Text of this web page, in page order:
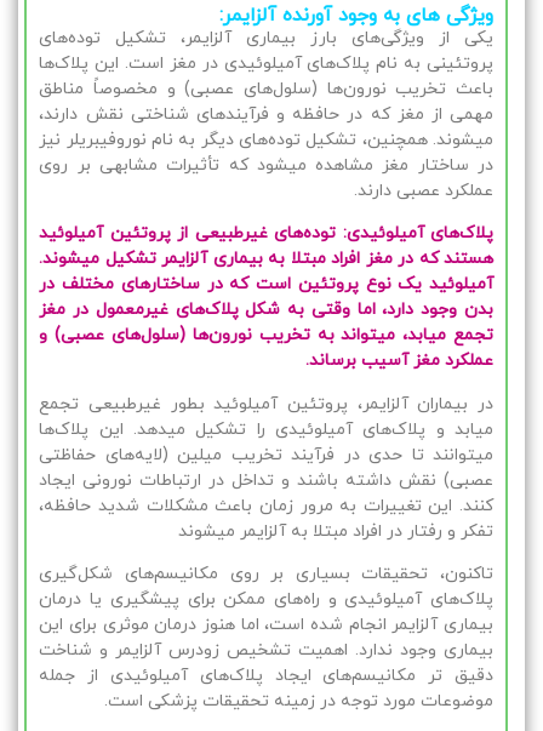
ویژگی های به وجود آورنده آلزایمر:
یکی از ویژگی‌های بارز بیماری آلزایمر، تشکیل توده‌های
پروتئینی به نام پلاک‌های آمیلوئیدی در مغز است. این پلاک‌ها
باعث تخریب نورون‌ها (سلول‌های عصبی) و مخصوصاً مناطق
مهمی از مغز که در حافظه و فرآیندهای شناختی نقش دارند،
میشوند. همچنین، تشکیل توده‌های دیگر به نام نوروفیبریلر نیز
در ساختار مغز مشاهده میشود که تأثیرات مشابهی بر روی
عملکرد عصبی دارند.
پلاک‌های آمیلوئیدی: توده‌های غیرطبیعی از پروتئین آمیلوئید
هستند که در مغز افراد مبتلا به بیماری آلزایمر تشکیل میشوند.
آمیلوئید یک نوع پروتئین است که در ساختارهای مختلف در
بدن وجود دارد، اما وقتی به شکل پلاک‌های غیرمعمول در مغز
تجمع میابد، میتواند به تخریب نورون‌ها (سلول‌های عصبی) و
عملکرد مغز آسیب برساند.
در بیماران آلزایمر، پروتئین آمیلوئید بطور غیرطبیعی تجمع
میابد و پلاک‌های آمیلوئیدی را تشکیل میدهد. این پلاک‌ها
میتوانند تا حدی در فرآیند تخریب میلین (لایه‌های حفاظتی
عصبی) نقش داشته باشند و تداخل در ارتباطات نورونی ایجاد
کنند. این تغییرات به مرور زمان باعث مشکلات شدید حافظه،
تفکر و رفتار در افراد مبتلا به آلزایمر میشوند
تاکنون، تحقیقات بسیاری بر روی مکانیسم‌های شکل‌گیری
پلاک‌های آمیلوئیدی و راه‌های ممکن برای پیشگیری یا درمان
بیماری آلزایمر انجام شده است، اما هنوز درمان موثری برای این
بیماری وجود ندارد. اهمیت تشخیص زودرس آلزایمر و شناخت
دقیق تر مکانیسم‌های ایجاد پلاک‌های آمیلوئیدی از جمله
موضوعات مورد توجه در زمینه تحقیقات پزشکی است.